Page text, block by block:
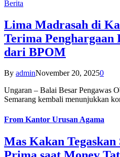
Berita
Lima Madrasah di
Terima Penghargaan
dari BPOM
By adminNovember 20, 20250
Ungaran – Balai Besar Pengawas
Semarang kembali menunjukkan
From Kantor Urusan Agama
Mas Kakan